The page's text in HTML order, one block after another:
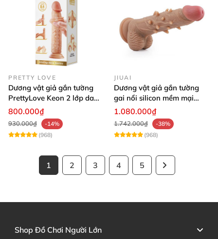
PRETTY LOVE
Dương vật giả gắn tường
PrettyLove Keon 2 lớp da
silicon mềm
800.000₫
930.000₫
-14%
(968)
JIUAI
Dương vật giả gắn tường
gai nổi silicon mềm mại
tăng khoái cảm
1.080.000₫
1.742.000₫
-38%
(968)
1 2 3 4 5
Shop Đồ Chơi Người Lớn